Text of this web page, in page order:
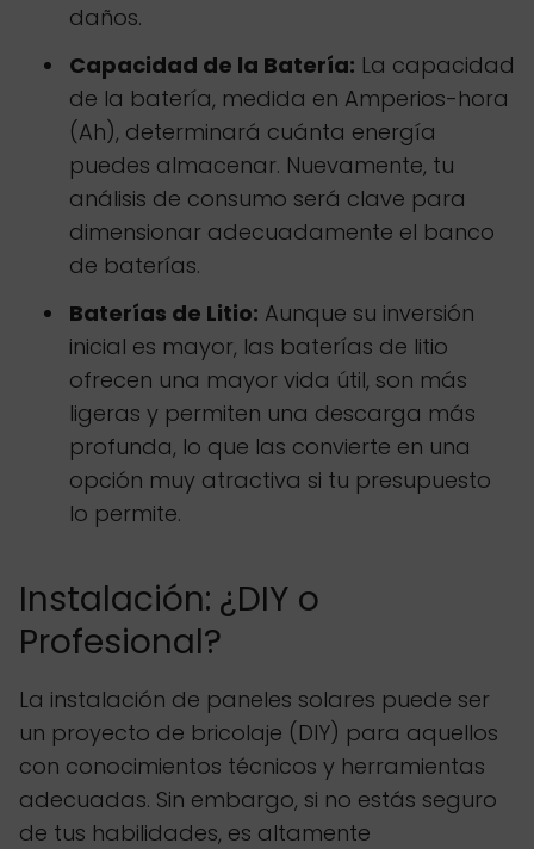
daños.
Capacidad de la Batería: La capacidad
de la batería, medida en Amperios-hora
(Ah), determinará cuánta energía
puedes almacenar. Nuevamente, tu
análisis de consumo será clave para
dimensionar adecuadamente el banco
de baterías.
Baterías de Litio: Aunque su inversión
inicial es mayor, las baterías de litio
ofrecen una mayor vida útil, son más
ligeras y permiten una descarga más
profunda, lo que las convierte en una
opción muy atractiva si tu presupuesto
lo permite.
Instalación: ¿DIY o
Profesional?
La instalación de paneles solares puede ser
un proyecto de bricolaje (DIY) para aquellos
con conocimientos técnicos y herramientas
adecuadas. Sin embargo, si no estás seguro
de tus habilidades, es altamente